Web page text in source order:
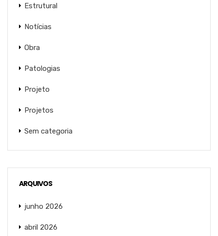
Estrutural
Notícias
Obra
Patologias
Projeto
Projetos
Sem categoria
ARQUIVOS
junho 2026
abril 2026